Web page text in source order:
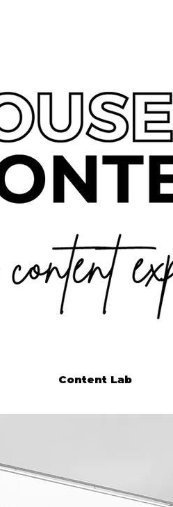
Content Lab